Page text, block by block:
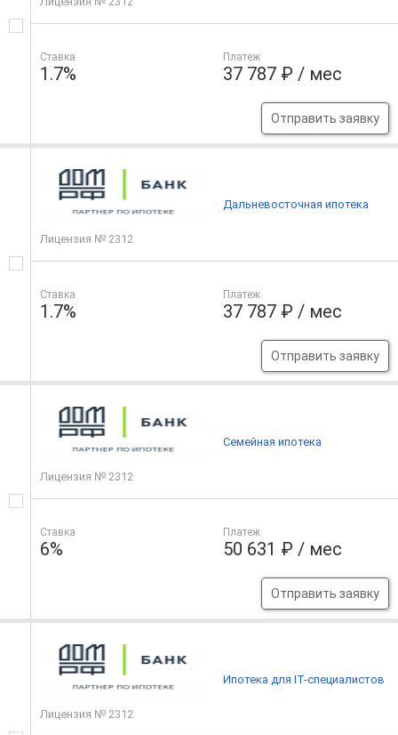
Ставка
1.7%
Платеж
37 787 ₽ / мес
Отправить заявку
Лицензия № 2312
Ставка
1.7%
Платеж
37 787 ₽ / мес
Отправить заявку
Дальневосточная ипотека
Лицензия № 2312
Ставка
6%
Платеж
50 631 ₽ / мес
Отправить заявку
Семейная ипотека
Лицензия № 2312
Ипотека для IT-специалистов